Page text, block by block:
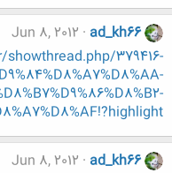
ad_kh66
Jun 8, 2012
379416-
ad_kh66
Jun 8, 2012